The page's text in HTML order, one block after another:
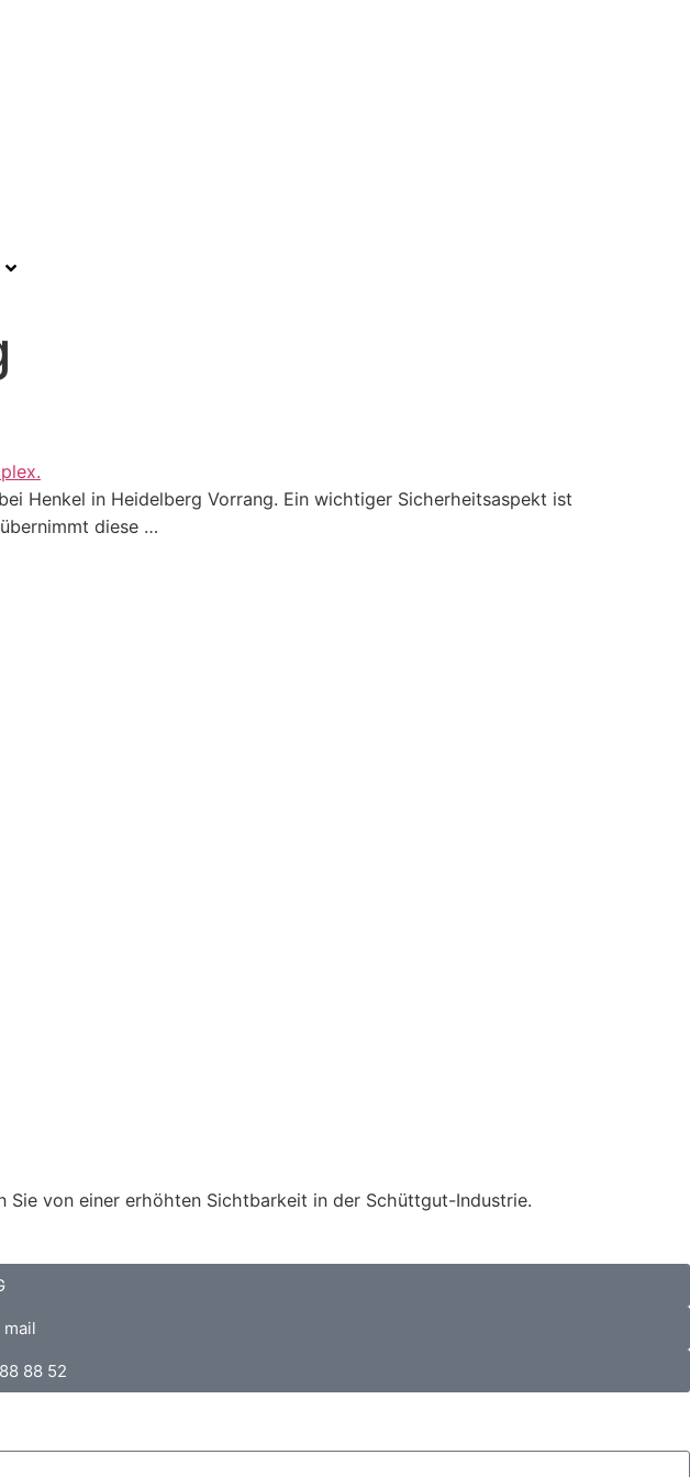
Henkel in Heidelberg Vorrang. Ein wichtiger Sicherheitsaspekt ist
diese …
Sie von einer erhöhten Sichtbarkeit in der Schüttgut-Industrie.
88 52